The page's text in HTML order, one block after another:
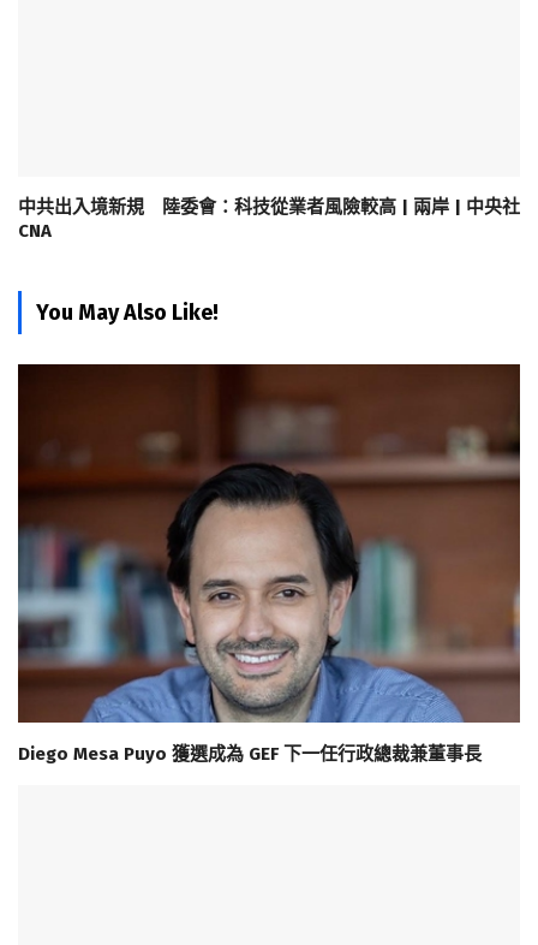
中共出入境新規 陸委會：科技從業者風險較高 | 兩岸 | 中央社
CNA
You May Also Like!
Diego Mesa Puyo 獲選成為 GEF 下一任行政總裁兼董事長